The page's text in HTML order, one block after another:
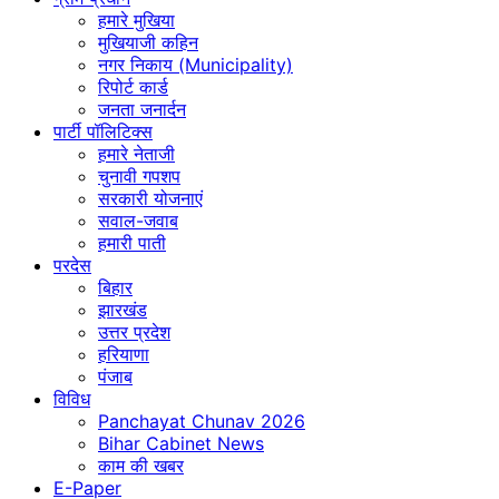
हमारे मुखिया
मुखियाजी कहिन
नगर निकाय (Municipality)
रिपोर्ट कार्ड
जनता जनार्दन
पार्टी पॉलिटिक्स
हमारे नेताजी
चुनावी गपशप
सरकारी योजनाएं
सवाल-जवाब
हमारी पाती
परदेस
बिहार
झारखंड
उत्तर प्रदेश
हरियाणा
पंजाब
विविध
Panchayat Chunav 2026
Bihar Cabinet News
काम की खबर
E-Paper